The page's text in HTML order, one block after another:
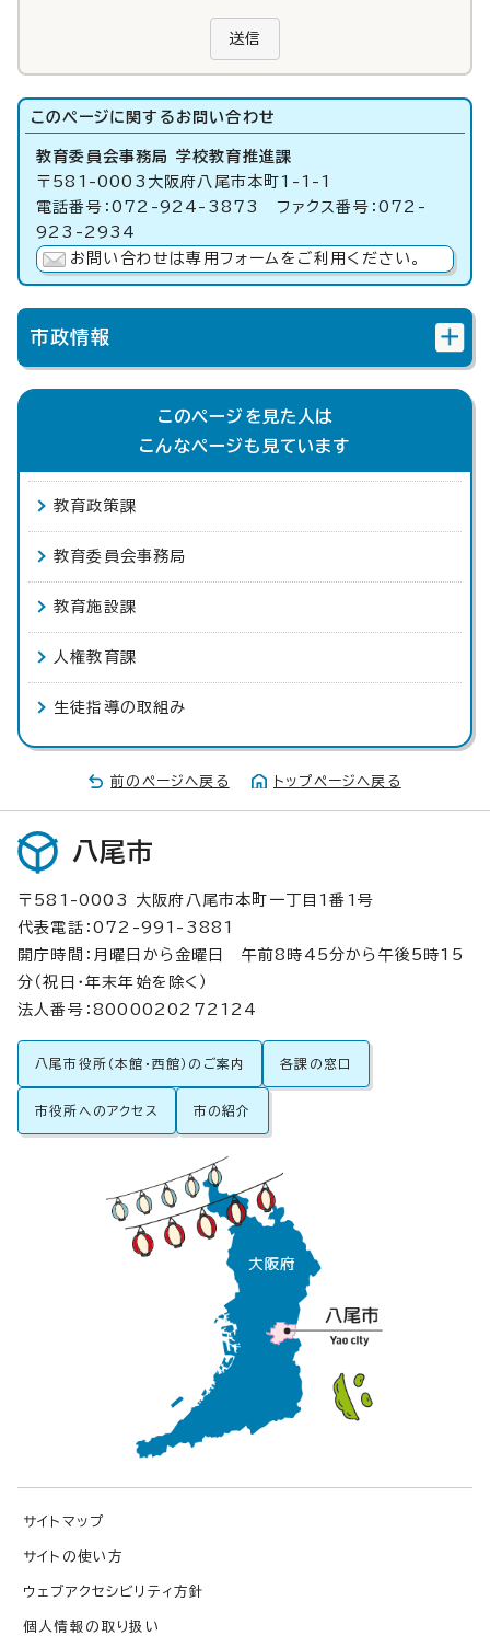
送信
このページに関する お問い合わせ
教育委員会事務局 学校教育推進課
〒581-0003大阪府八尾市本町1-1-1
電話番号：072-924-3873 ファクス番号：072-
923-2934
お問い合わせは専用フォームをご利用ください。
市政情報
このページを見た人は
こんなページも見ています
教育政策課
教育委員会事務局
教育施設課
人権教育課
生徒指導の取組み
前のページへ戻る トップページへ戻る
八尾市
〒581-0003 大阪府八尾市本町一丁目1番1号
代表電話：072-991-3881
開庁時間：月曜日から金曜日 午前8時45分から午後5時15
分（祝日・年末年始を除く）
法人番号：8000020272124
八尾市役所（本館・西館）のご案内 各課の窓口
市役所へのアクセス 市の紹介
サイトマップ
サイトの使い方
ウェブアクセシビリティ方針
個人情報の取り扱い